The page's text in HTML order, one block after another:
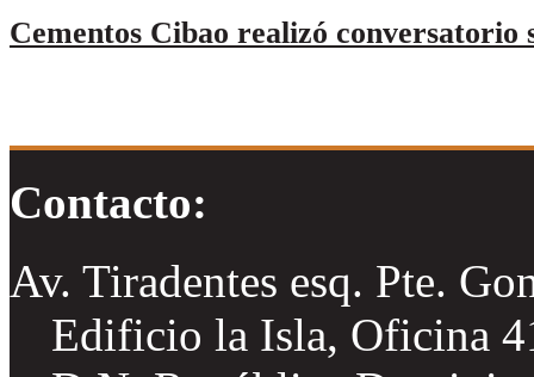
Cementos Cibao realizó conversatorio
Contacto:
Av. Tiradentes esq. Pte.
Edificio la Isla, Oficina